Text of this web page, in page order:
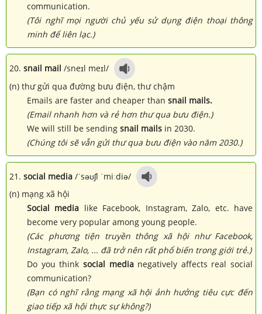
communication.
(Tôi nghĩ mọi người chủ yếu sử dụng điện thoại thông
minh để liên lạc.)
20. snail mail /sneɪl meɪl/
(n) thư gửi qua đường bưu điện, thư chậm
Emails are faster and cheaper than snail mails.
(Email nhanh hơn và rẻ hơn thư qua bưu điện.)
We will still be sending snail mails in 2030.
(Chúng tôi sẽ vẫn gửi thư qua bưu điện vào năm 2030.)
21. social media /ˈsəʊʃl ˈmiːdiə/
(n) mạng xã hội
Social media like Facebook, Instagram, Zalo, etc. have
become very popular among young people.
(Các phương tiện truyền thông xã hội như Facebook,
Instagram, Zalo, ... đã trở nên rất phổ biến trong giới trẻ.)
Do you think social medianegatively affects real social
communication?
(Bạn có nghĩ rằng mạng xã hội ảnh hưởng tiêu cực đến
giao tiếp xã hội thực sự không?)